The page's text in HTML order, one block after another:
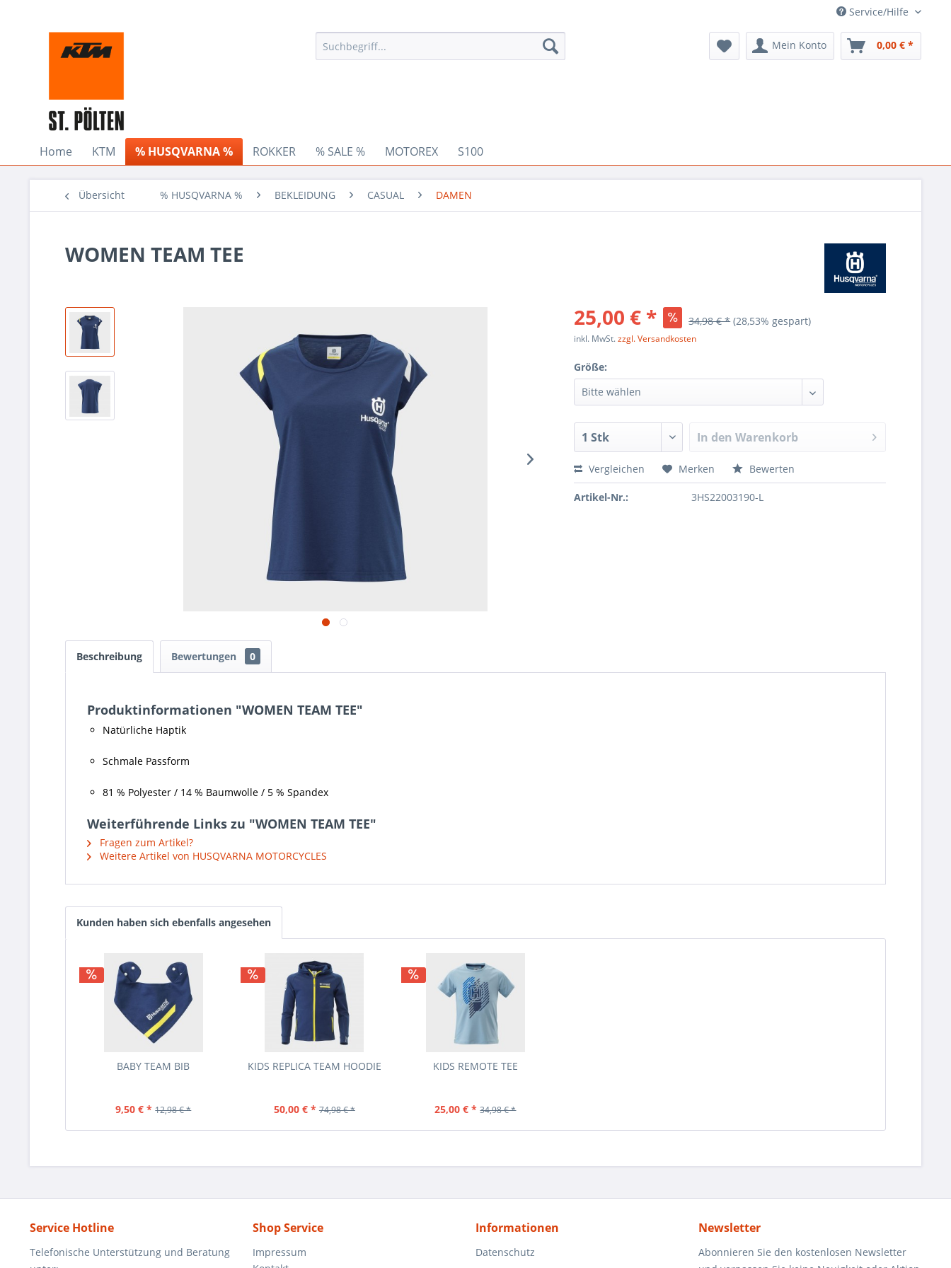
Service/Hilfe
Mein Konto 0,00 € *
Home KTM % HUSQVARNA % ROKKER % SALE % MOTOREX S100
Übersicht % HUSQVARNA % BEKLEIDUNG CASUAL DAMEN
WOMEN TEAM TEE
25,00 € * 34,98 € * (28,53% gespart)
inkl. MwSt.zzgl. Versandkosten
Größe:
In den Warenkorb
Vergleichen Merken Bewerten
Artikel-Nr.: 3HS22003190-L
Beschreibung Bewertungen 0
Produktinformationen "WOMEN TEAM TEE"
Natürliche Haptik
Schmale Passform
81 % Polyester / 14 % Baumwolle / 5 % Spandex
Weiterführende Links zu "WOMEN TEAM TEE"
Fragen zum Artikel?
Weitere Artikel von HUSQVARNA MOTORCYCLES
Kunden haben sich ebenfalls angesehen
BABY TEAM BIB
9,50 € * 12,98 € *
KIDS REPLICA TEAM HOODIE
50,00 € * 74,98 € *
KIDS REMOTE TEE
25,00 € * 34,98 € *
Service Hotline
Telefonische Unterstützung und Beratung
Shop Service
Impressum
Informationen
Datenschutz
Newsletter
Abonnieren Sie den kostenlosen Newsletter